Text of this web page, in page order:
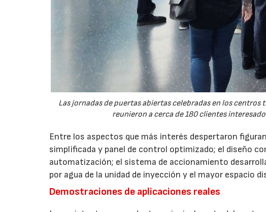
Las jornadas de puertas abiertas celebradas en los
reunieron a cerca de 180 clientes
Entre los aspectos que más interés despertaron
simplificada y panel de control optimizado; el diseño
automatización; el sistema de accionamiento
por agua de la unidad de inyección y el mayor espacio
Demostraciones de aplicaciones reales